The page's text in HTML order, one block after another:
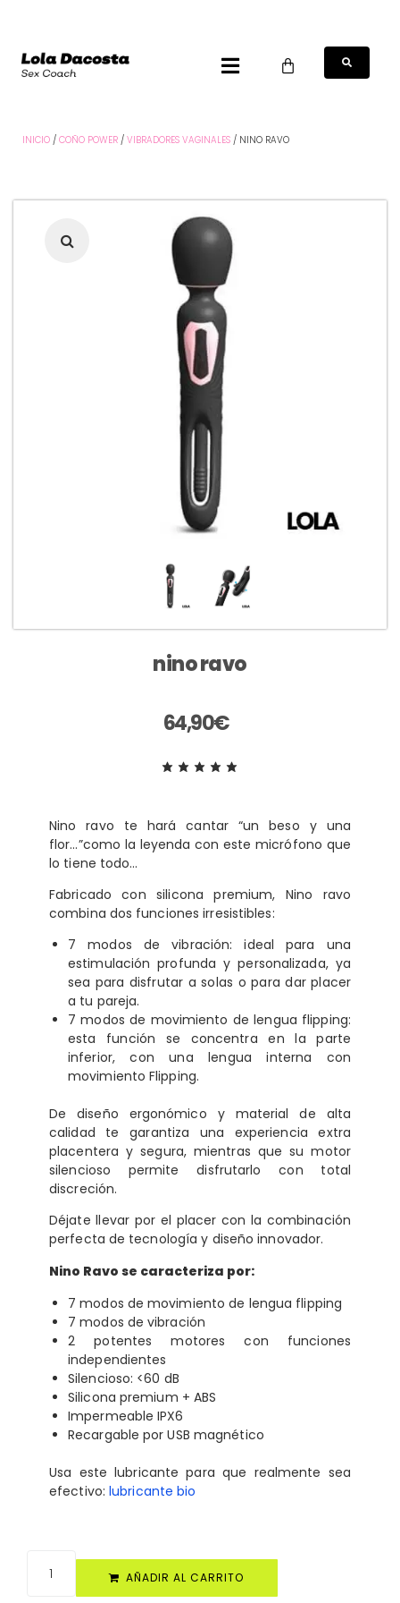
INICIO / COÑO POWER / VIBRADORES VAGINALES / NINO RAVO
nino ravo
64,90€
Nino ravo te hará cantar “un beso y una
flor…”como la leyenda con este micrófono que
lo tiene todo…
Fabricado con silicona premium, Nino ravo
combina dos funciones irresistibles:
7 modos de vibración: ideal para una
estimulación profunda y personalizada, ya
sea para disfrutar a solas o para dar placer
a tu pareja.
7 modos de movimiento de lengua flipping:
esta función se concentra en la parte
inferior, con una lengua interna con
movimiento Flipping.
De diseño ergonómico y material de alta
calidad te garantiza una experiencia extra
placentera y segura, mientras que su motor
silencioso permite disfrutarlo con total
discreción.
Déjate llevar por el placer con la combinación
perfecta de tecnología y diseño innovador.
Nino Ravo se caracteriza por:
7 modos de movimiento de lengua flipping
7 modos de vibración
2 potentes motores con funciones
independientes
Silencioso: <60 dB
Silicona premium + ABS
Impermeable IPX6
Recargable por USB magnético
Usa este lubricante para que realmente sea
efectivo: lubricante bio
AÑADIR AL CARRITO